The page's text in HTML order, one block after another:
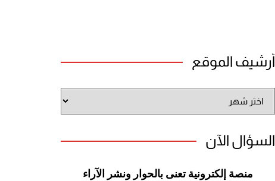
أرشيف الموقع
الموقع
السؤال الآن
منصة إلكترونية تعنى بالحوار ونشر الآراء